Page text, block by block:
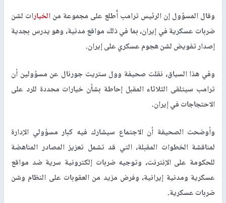
وقال المسؤول إن الرئيس ترامب أُطلع على مجموعة منالخيارات لشن
ضربات عسكرية في إيران، بما في ذلك مواقع مدنية، وهو يدرس بجدية
إصدار تفويض لشن هجوم عسكري على إيران.
وفي هذا السياق، نقلت صحيفة وول ستريت جورنال عن مسؤولين أن
ترامب سيتلقى الثلاثاء المقبل إحاطة بشأن خيارات محددة للرد على
الاحتجاجات في إيران.
وأوضحت الصحيفة أن الاجتماع سيشارك فيه كبار مسؤولي الإدارة
لمناقشة الخطوات المقبلة، التي قد تشمل تعزيز المصادر المناهضة
للحكومة على الإنترنت، وتوجيه ضربات إلكترونية سرية ضد مواقع
عسكرية ومدنية إيرانية، وفرض مزيد من العقوبات على النظام وشن
ضربات عسكرية.